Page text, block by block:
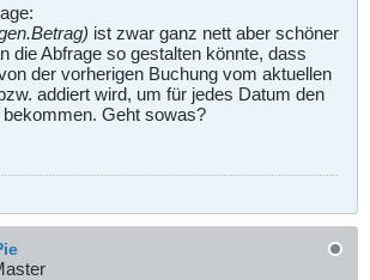
ist zwar ganz nett aber schöner
die Abfrage so gestalten könnte, dass
der vorherigen Buchung vom aktuellen
addiert wird, um für jedes Datum den
Geht sowas?